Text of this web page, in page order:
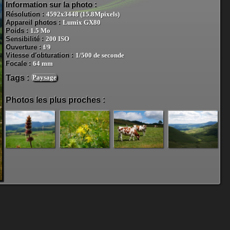
Information sur la photo :
Résolution : 4592x3448 (15.8Mpixels)
Appareil photos : Lumix GX80
Poids : 1.5 Mo
Sensibilité : 200 ISO
Ouverture : f/9
Vitesse d'obturation : 1/500 de seconde
Focale : 64 mm
Tags : Paysage
Photos les plus proches :